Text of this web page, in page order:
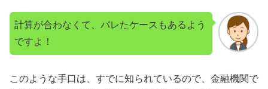
計算が合わなくて、バレたケースもあるよう
ですよ！
このような手口は、すでに知られているので、金融機関で